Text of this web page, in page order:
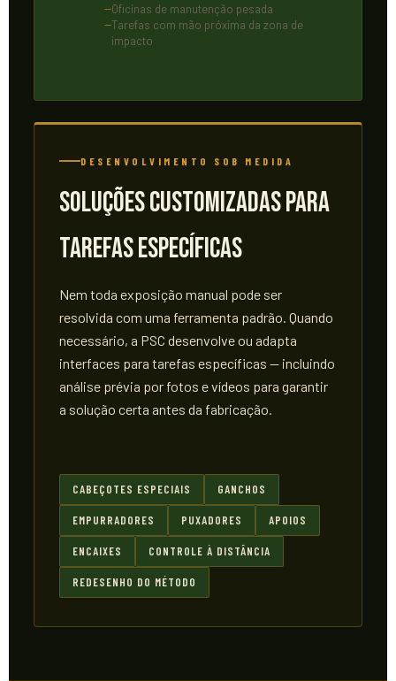
Oficinas de manutenção pesada
Tarefas com mão próxima da zona de
impacto
DESENVOLVIMENTO SOB MEDIDA
Soluções Customizadas para
Tarefas Específicas
Nem toda exposição manual pode ser
resolvida com uma ferramenta padrão. Quando
necessário, a PSC desenvolve ou adapta
interfaces para tarefas específicas — incluindo
análise prévia por fotos e vídeos para garantir
a solução certa antes da fabricação.
CABEÇOTES ESPECIAIS GANCHOS
EMPURRADORES PUXADORES APOIOS
ENCAIXES CONTROLE À DISTÂNCIA
REDESENHO DO MÉTODO